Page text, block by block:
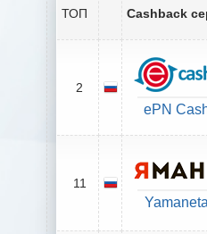
ТОП Cashback
2
ePN
11